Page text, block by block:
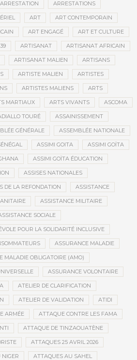
ARRESTATION ARRESTATIONS
ART ART CONTEMPORAIN
ART ENGAGÉ ART ET CULTURE
ARTISANAT ARTISANAT AFRICAIN
ARTISANAT MALIEN ARTISANS
ARTISTE MALIEN ARTISTES
ARTISTES MALIENS ARTS
MARTIAUX ARTS VIVANTS ASCOMA
TOURÉ ASSAINISSEMENT
GÉNÉRALE ASSEMBLÉE NATIONALE
ASSIMI GOITA ASSIMI GOÏTA
ASSIMI GOÏTA ÉDUCATION
ASSISES NATIONALES
DE LA REFONDATION ASSISTANCE
ASSISTANCE MILITAIRE
SOCIALE
POUR LA SOLIDARITÉ INCLUSIVE
ASSURANCE MALADIE
MALADIE OBLIGATOIRE (AMO)
ASSURANCE VOLONTAIRE
ATELIER DE CLARIFICATION
ATELIER DE VALIDATION ATIDI
ARMÉE ATTAQUE CONTRE LES FAMA
ATTAQUE DE TINZAOUATÈNE
ATTAQUES 25 AVRIL 2026
ATTAQUES AU SAHEL